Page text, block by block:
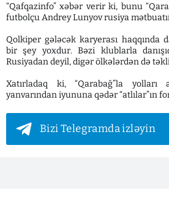
“Qafqazinfo” xəbər verir ki, bunu
futbolçu Andrey Lunyov rusiya
Qolkiper gələcək karyerası haqqında
bir şey yoxdur. Bəzi klublarla
Rusiyadan deyil, digər ölkələrdən də
Xatırladaq ki, “Qarabağ”la
yanvarından iyununa qədər “atlılar”ın
Bizi Telegramda izləyin